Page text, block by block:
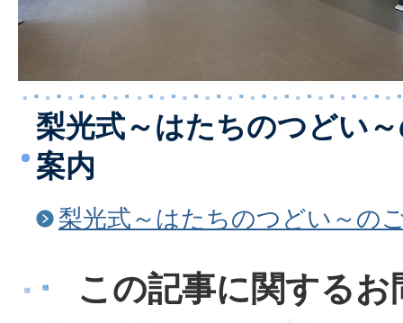
梨光式～はたちのつどい
案内
梨光式～はたちのつどい～の
この記事に関する